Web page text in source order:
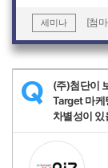
세미나 [첨
Q
(주)첨단이
Target 마케
차별성이